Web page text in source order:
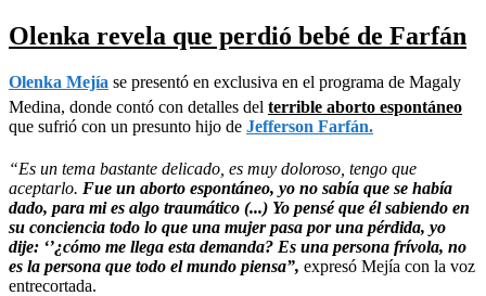
Olenka revela que perdió bebé de Farfán
Olenka Mejía se presentó en exclusiva en el programa de Magaly
Medina, donde contó con detalles del terrible aborto espontáneo
que sufrió con un presunto hijo de Jefferson Farfán.
“Es un tema bastante delicado, es muy doloroso, tengo que
aceptarlo. Fue un aborto espontáneo, yo no sabía que se había
dado, para mi es algo traumático (...) Yo pensé que élsabiendo en
su conciencia todo lo que una mujer pasa por una pérdida, yo
dije: ‘’¿cómo me llega esta demanda? Es una persona frívola, no
es la persona que todo el mundo piensa”, expresó Mejía con la voz
entrecortada.